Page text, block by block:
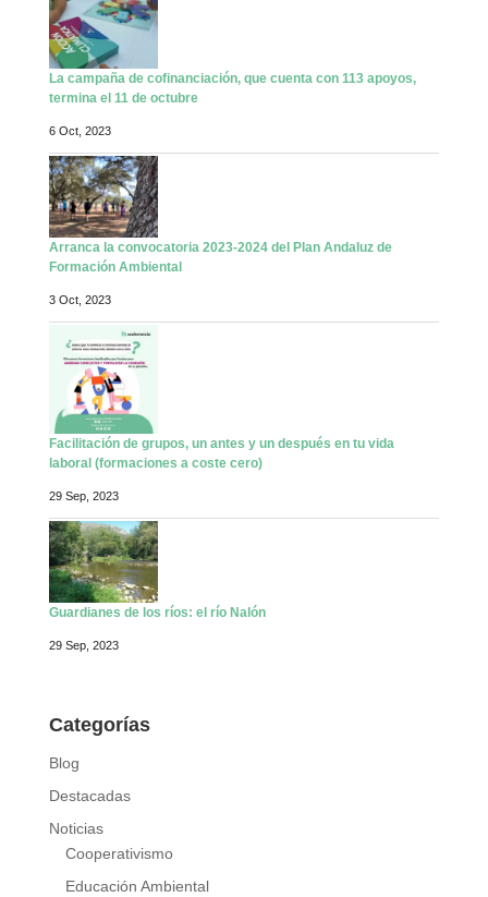
La campaña de cofinanciación, que cuenta con 113 apoyos,
termina el 11 de octubre
6 Oct, 2023
Arranca la convocatoria 2023-2024 del Plan Andaluz de
Formación Ambiental
3 Oct, 2023
Facilitación de grupos, un antes y un después en tu vida
laboral (formaciones a coste cero)
29 Sep, 2023
Guardianes de los ríos: el río Nalón
29 Sep, 2023
Categorías
Blog
Destacadas
Noticias
Cooperativismo
Educación Ambiental